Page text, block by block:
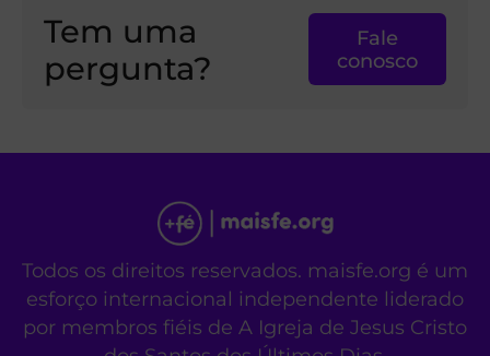
Tem uma
pergunta?
Fale
conosco
Todos os direitos reservados. maisfe.org é um
esforço internacional independente liderado
por membros fiéis de A Igreja de Jesus Cristo